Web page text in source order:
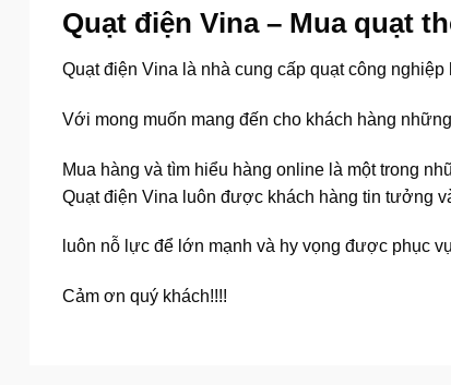
Quạt điện Vina – Mua quạt
Quạt điện Vina là nhà cung cấp quạt công
Với mong muốn mang đến cho khách hàng
Mua hàng và tìm hiểu hàng online là một trong
Quạt điện Vina luôn được khách hàng tin tưởng
luôn nỗ lực để lớn mạnh và hy vọng được phục
Cảm ơn quý khách!!!!